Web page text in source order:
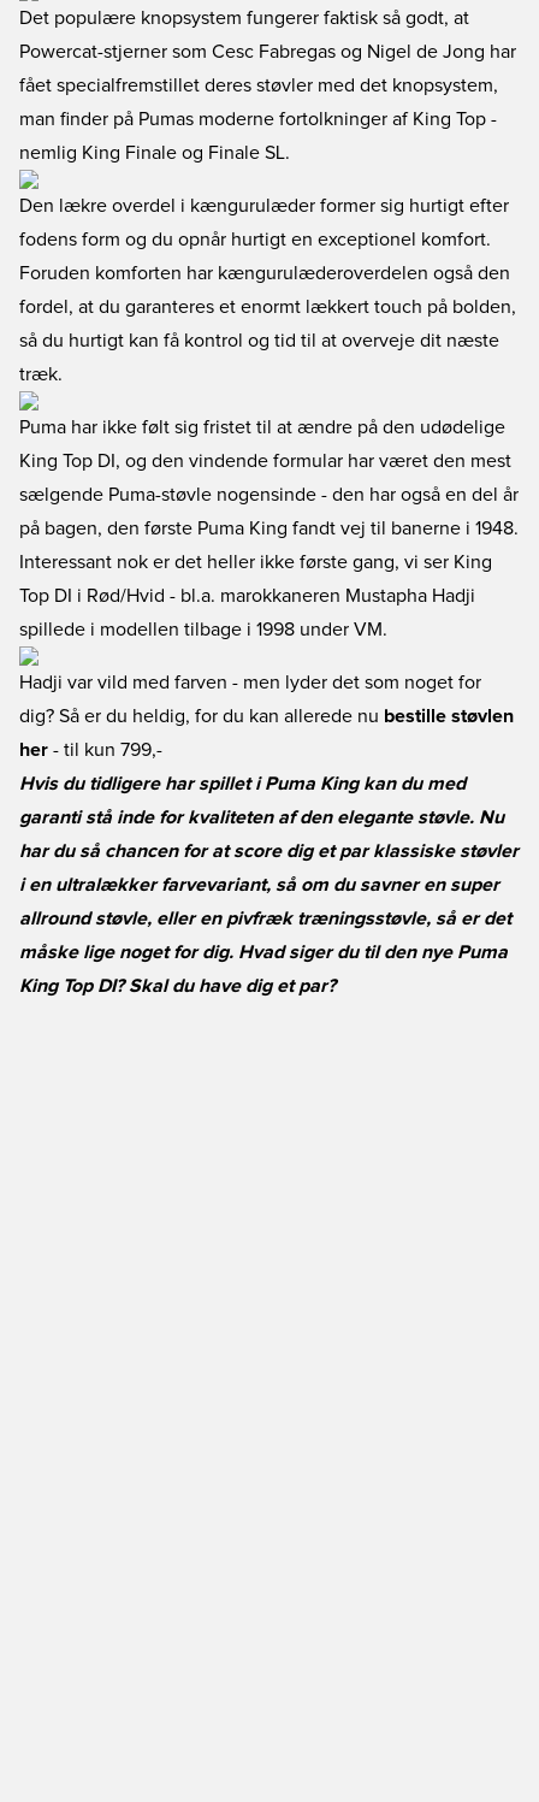
Det populære knopsystem fungerer faktisk så godt, at
Powercat-stjerner som Cesc Fabregas og Nigel de Jong har
fået specialfremstillet deres støvler med det knopsystem,
man finder på Pumas moderne fortolkninger af King Top -
nemlig King Finale og Finale SL.
Den lækre overdel i kængurulæder former sig hurtigt efter
fodens form og du opnår hurtigt en exceptionel komfort.
Foruden komforten har kængurulæderoverdelen også den
fordel, at du garanteres et enormt lækkert touch på bolden,
så du hurtigt kan få kontrol og tid til at overveje dit næste
træk.
Puma har ikke følt sig fristet til at ændre på den udødelige
King Top DI, og den vindende formular har været den mest
sælgende Puma-støvle nogensinde - den har også en del år
på bagen, den første Puma King fandt vej til banerne i 1948.
Interessant nok er det heller ikke første gang, vi ser King
Top DI i Rød/Hvid - bl.a. marokkaneren Mustapha Hadji
spillede i modellen tilbage i 1998 under VM.
Hadji var vild med farven - men lyder det som noget for
dig? Så er du heldig, for du kan allerede nu bestille støvlen
her - til kun 799,-
Hvis du tidligere har spillet i Puma King kan du med
garanti stå inde for kvaliteten af den elegante støvle. Nu
har du så chancen for at score dig et par klassiske støvler
i en ultralækker farvevariant, så om du savner en super
allround støvle, eller en pivfræk træningsstøvle, så er det
måske lige noget for dig. Hvad siger du til den nye Puma
King Top DI? Skal du have dig et par?